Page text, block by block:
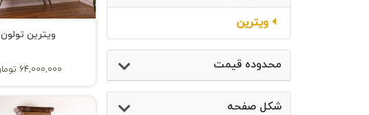
ویترین تولون
64,000,000 تومان
ویترین
محدوده قیمت
شکل صفحه